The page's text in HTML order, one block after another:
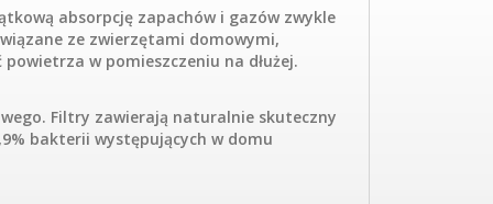
absorpcję zapachów i gazów zwykle
ze zwierzętami domowymi,
w pomieszczeniu na dłużej.
Filtry zawierają naturalnie skuteczny
bakterii występujących w domu